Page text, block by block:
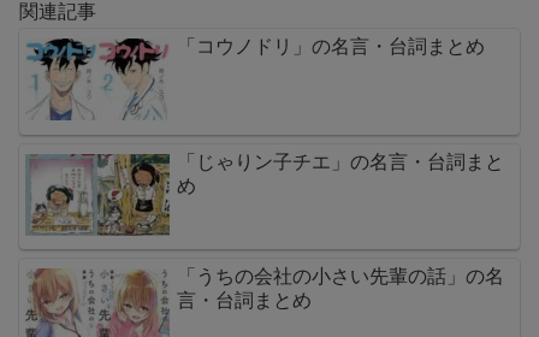
関連記事
「コウノドリ」の名言・台詞まとめ
「じゃりン子チエ」の名言・台詞まと
め
「うちの会社の小さい先輩の話」の名
言・台詞まとめ